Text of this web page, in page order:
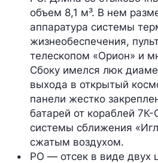
объем 8,1 м³. В нем
аппаратура системы
жизнеобеспечения,
телескопом «Орион» и
Сбоку имелся люк
выхода в открытый
панели жестко
батарей от кораблей
системы сближения
сжатым воздухом.
РО — отсек в виде двух